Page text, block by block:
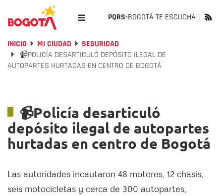
PQRS-BOGOTÁ TE ESCUCHA
INICIO MI CIUDAD
SEGURIDAD
📹POLICÍA DESARTICULÓ DEPÓSITO ILEGAL DE
AUTOPARTES HURTADAS EN CENTRO DE BOGOTÁ
📹Policía desarticuló
depósito ilegal de autopartes
hurtadas en centro de Bogotá
Las autoridades incautaron 48 motores, 12 chasis,
seis motocicletas y cerca de 300 autopartes,